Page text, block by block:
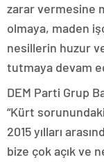
zarar vermesine
olmaya, maden
nesillerin huzur
tutmaya devam
DEM Parti Grup
“Kürt
2015 yılları
bize çok açık ve